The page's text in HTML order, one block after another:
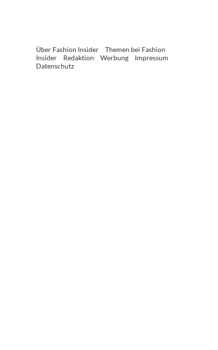
Über Fashion Insider
Themen bei Fashion
Insider
Redaktion Werbung
Impressum
Datenschutz